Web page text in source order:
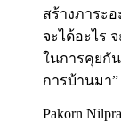
สร้างภาระ
จะได้อะไร
ในการคุยกั
การบ้านมา”
Pakorn